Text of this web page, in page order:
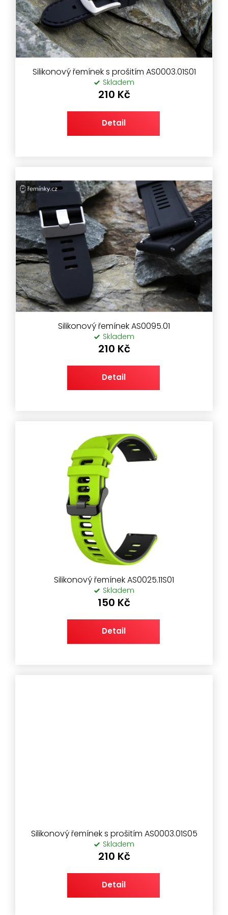
o
d
u
k
Silikonový řemínek s prošitím AS0003.01S01
Skladem
210 Kč
Detail
Silikonový řemínek AS0095.01
Skladem
210 Kč
Detail
Silikonový řemínek AS0025.11S01
Skladem
150 Kč
Detail
Silikonový řemínek s prošitím AS0003.01S05
Skladem
210 Kč
Detail